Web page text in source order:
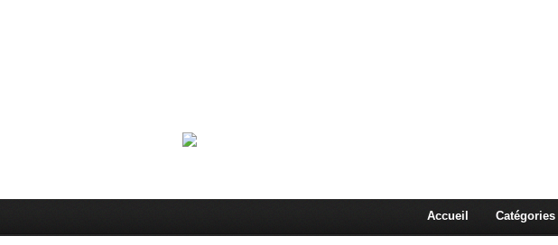
Accueil Catégories